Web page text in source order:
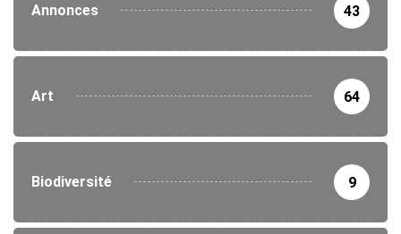
Annonces 43
Art 64
Biodiversité 9